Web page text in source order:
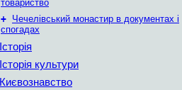
товариство
+ Чечелівський монастир в документах і
спогадах
Історія
Історія культури
Києвознавство